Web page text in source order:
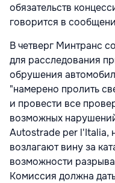
обязательств
говорится в
В четверг Минтранс
для расследования
обрушения
"намерено пролить
и провести все
возможных
Autostrade per l'Italia,
возлагают вину за
возможности
Комиссия должна